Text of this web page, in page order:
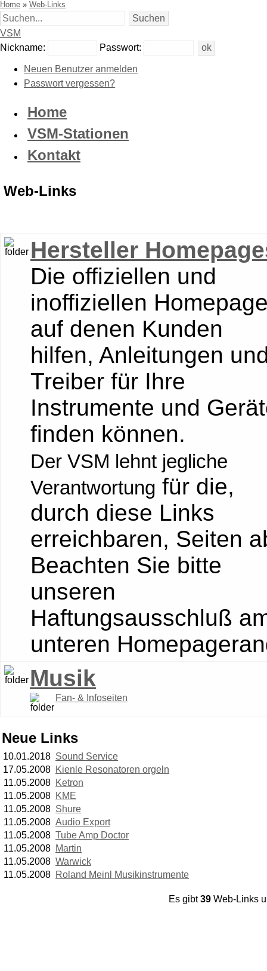
Home » Web-Links
VSM
Nickname:
Passwort:
Neuen Benutzer anmelden
Passwort vergessen?
Home
VSM-Stationen
Kontakt
Web-Links
Hersteller
Die offiziellen und
inoffiziellen
auf denen Kunden
hilfen, Anleitungen
Treiber für Ihre
Instrumente und
finden können.
Der VSM lehnt jegliche
Verantwortung für die,
durch diese Links
erreichbaren, Seiten
Beachten Sie bitte
unseren
Haftungsausschluß
unteren
Musik
Fan- & Infoseiten
Neue Links
10.01.2018 Sound Service
17.05.2008 Kienle Resonatoren orgeln
11.05.2008 Ketron
11.05.2008 KME
11.05.2008 Shure
11.05.2008 Audio Export
11.05.2008 Tube Amp Doctor
11.05.2008 Martin
11.05.2008 Warwick
11.05.2008 Roland Meinl Musikinstrumente
Es gibt39 Web-Links